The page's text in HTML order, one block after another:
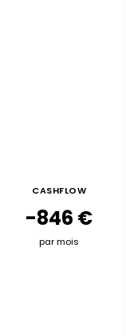
CASHFLOW
-846 €
par mois